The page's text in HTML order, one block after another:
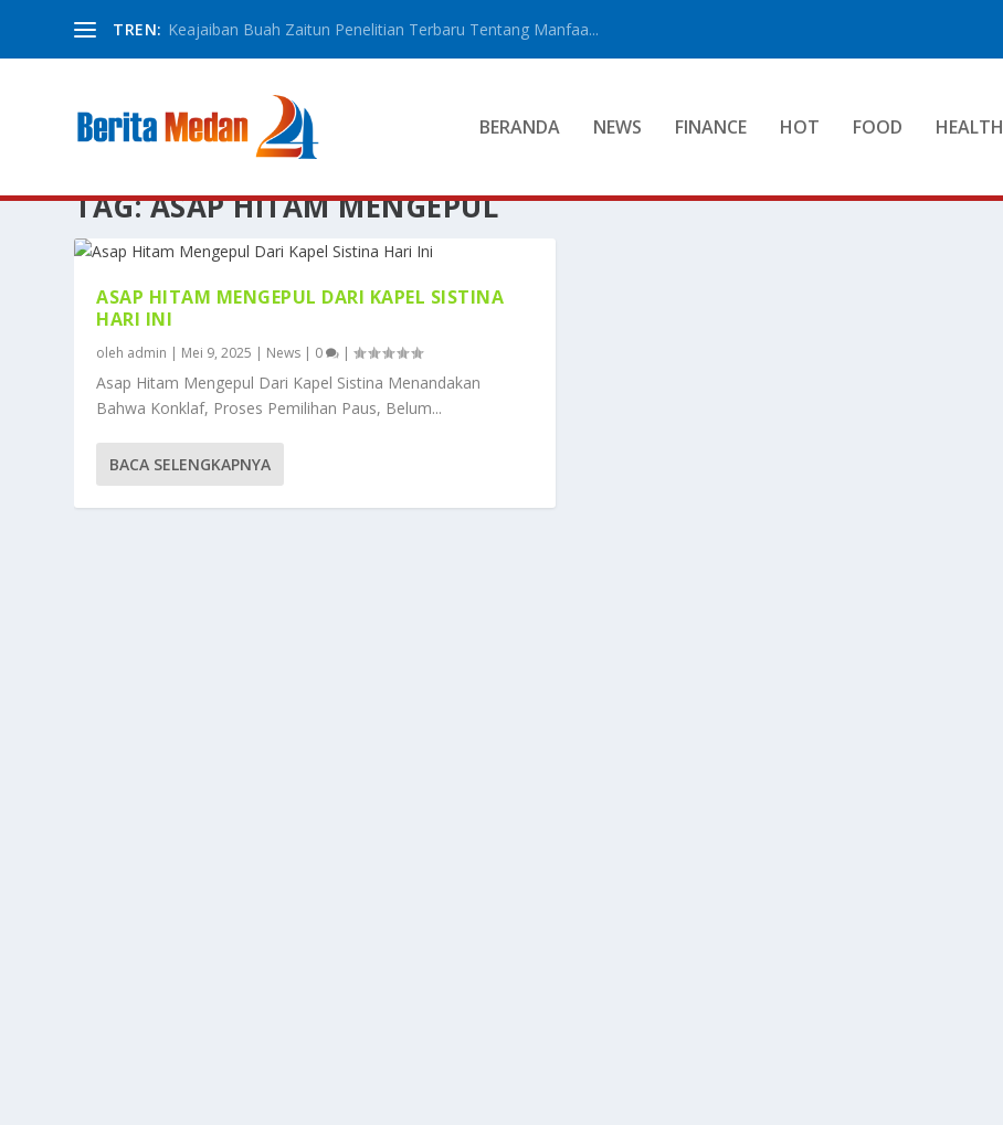
TREN: Keajaiban Buah Zaitun Penelitian Terbaru Tentang Manfaa...
BERANDA NEWS FINANCE HOT FOOD HEALTH
TAG:ASAP HITAM MENGEPUL
ASAP HITAM MENGEPUL DARI KAPEL SISTINA
HARI INI
oleh admin | Mei 9, 2025 | News | 0 |
Asap Hitam Mengepul Dari Kapel Sistina Menandakan
Bahwa Konklaf, Proses Pemilihan Paus, Belum...
BACA SELENGKAPNYA